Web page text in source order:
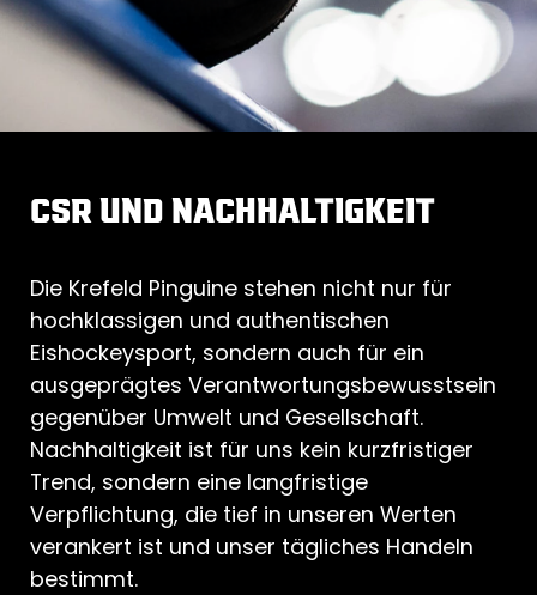
CSR UND NACHHALTIGKEIT
Die Krefeld Pinguine stehen nicht nur für
hochklassigen und authentischen
Eishockeysport, sondern auch für ein
ausgeprägtes Verantwortungsbewusstsein
gegenüber Umwelt und Gesellschaft.
Nachhaltigkeit ist für uns kein kurzfristiger
Trend, sondern eine langfristige
Verpflichtung, die tief in unseren Werten
verankert ist und unser tägliches Handeln
bestimmt.